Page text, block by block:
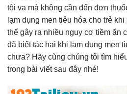
tội vạ mà không cần đến đơn
lạm dụng men tiêu hóa cho trẻ
thể gây ra nhiều nguy cơ tiềm ẩn
đã biết tác hại khi lạm dụng men
chưa? Hãy cùng chúng tôi tìm
trong bài viết sau đây nhé!